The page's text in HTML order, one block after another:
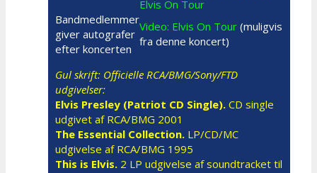
Elvis On Tour
Bandmedlemmer
giver autografer
efter koncerten
Video: Elvis On Tour (muligvis
fra denne koncert)
Gul skrift: Officielle RCA/BMG/Sony/FTD
udgivelser:
Elvis Presley (Patriot CD Single). CD single
udgivet af RCA/BMG 2001
The Essential Collection. LP/CD/MC
udgivelse af RCA/BMG 1995
This is Elvis. 2 LP udgivelse af soundtracket til